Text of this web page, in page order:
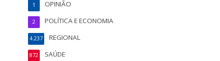
OPINIÃO
1
POLÍTICA E ECONOMIA
2
REGIONAL
4.237
SAÚDE
872